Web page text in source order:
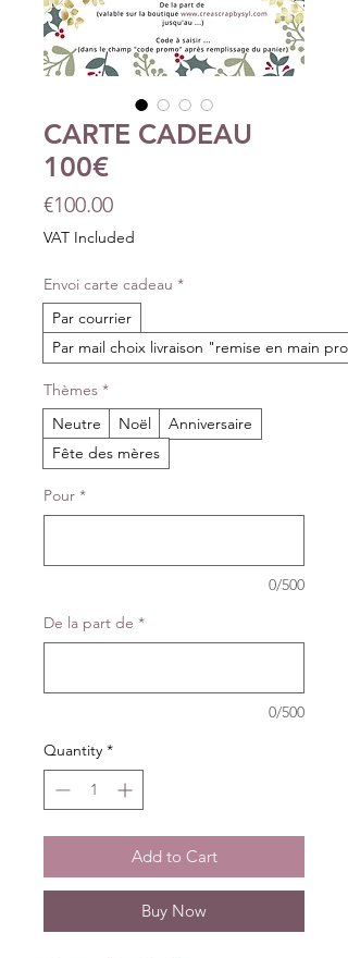
CARTE CADEAU
100€
€100.00Price
VAT Included
Envoi carte cadeau *
Par courrier
Par mail choix livraison "remise en main
Thèmes *
Neutre
Noël
Anniversaire
Fête des mères
Pour *
0/500
De la part de *
0/500
Quantity *
Add to Cart
Buy Now